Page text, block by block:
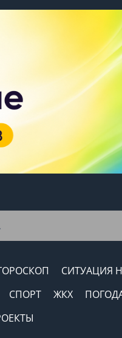
СИТУАЦИЯ
СПОРТ ЖКХ